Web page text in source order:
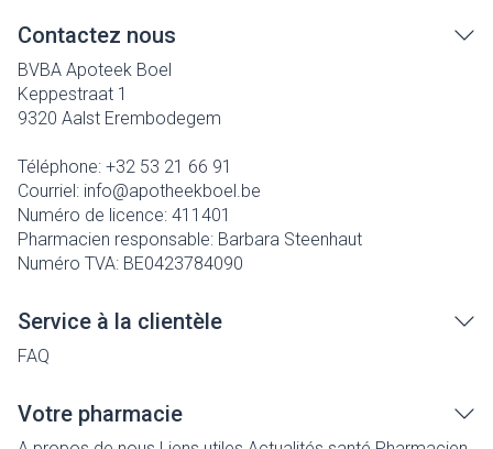
Contactez nous
BVBA Apoteek Boel
Keppestraat 1
9320 Aalst Erembodegem
Téléphone: +32 53 21 66 91
Courriel: info@apotheekboel.be
Numéro de licence: 411401
Pharmacien responsable: Barbara Steenhaut
Numéro TVA: BE0423784090
Service à la clientèle
FAQ
Votre pharmacie